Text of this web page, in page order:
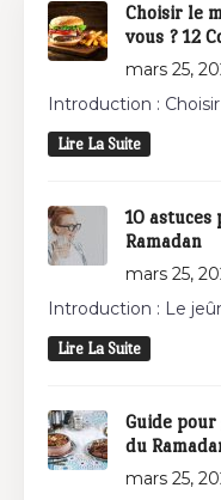
Choisir le
vous ? 12
mars 25,
Introduction :
Lire La Suite
10
Ramadan
mars 25,
Introduction : Le
Lire La Suite
Guide
du
mars 25,